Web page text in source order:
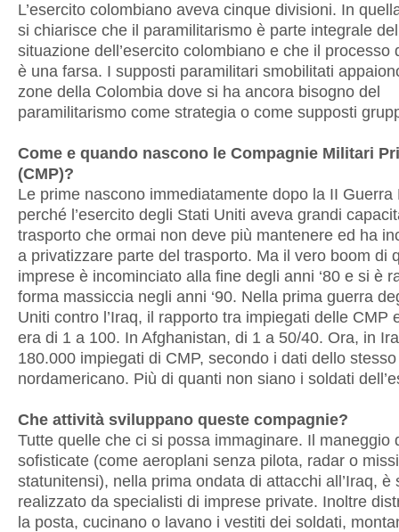
L’esercito colombiano aveva cinque divisioni. In
si chiarisce che il paramilitarismo è parte integrale
situazione dell’esercito colombiano e che il processo
è una farsa. I supposti paramilitari smobilitati
zone della Colombia dove si ha ancora bisogno del
paramilitarismo come strategia o come supposti
Come e quando nascono le Compagnie Militari
(CMP)?
Le prime nascono immediatamente dopo la II Guerra
perché l’esercito degli Stati Uniti aveva grandi
trasporto che ormai non deve più mantenere ed ha
a privatizzare parte del trasporto. Ma il vero boom di
imprese è incominciato alla fine degli anni ‘80 e si è
forma massiccia negli anni ‘90. Nella prima guerra
Uniti contro l’Iraq, il rapporto tra impiegati delle CMP
era di 1 a 100. In Afghanistan, di 1 a 50/40. Ora, in
180.000 impiegati di CMP, secondo i dati dello
nordamericano. Più di quanti non siano i soldati
Che attività sviluppano queste compagnie?
Tutte quelle che ci si possa immaginare. Il maneggio
sofisticate (come aeroplani senza pilota, radar o
statunitensi), nella prima ondata di attacchi all’Iraq, è
realizzato da specialisti di imprese private. Inoltre
la posta, cucinano o lavano i vestiti dei soldati,